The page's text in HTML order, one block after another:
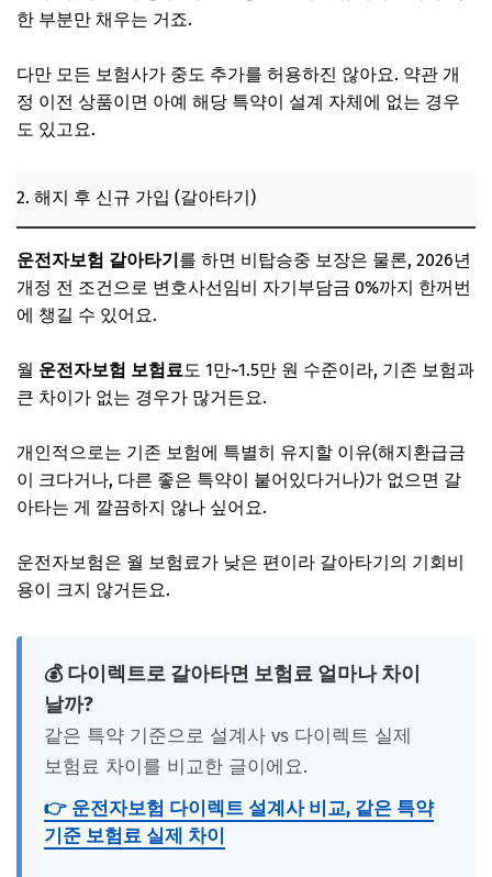
한 부분만 채우는 거죠.
다만 모든 보험사가 중도 추가를 허용하진 않아요. 약관 개
정 이전 상품이면 아예 해당 특약이 설계 자체에 없는 경우
도 있고요.
2. 해지 후 신규 가입 (갈아타기)
운전자보험 갈아타기를 하면 비탑승중 보장은 물론, 2026년
개정 전 조건으로 변호사선임비 자기부담금 0%까지 한꺼번
에 챙길 수 있어요.
월 운전자보험 보험료도 1만~1.5만 원 수준이라, 기존 보험과
큰 차이가 없는 경우가 많거든요.
개인적으로는 기존 보험에 특별히 유지할 이유(해지환급금
이 크다거나, 다른 좋은 특약이 붙어있다거나)가 없으면 갈
아타는 게 깔끔하지 않나 싶어요.
운전자보험은 월 보험료가 낮은 편이라 갈아타기의 기회비
용이 크지 않거든요.
💰 다이렉트로 갈아타면 보험료 얼마나 차이
날까?
같은 특약 기준으로 설계사 vs 다이렉트 실제
보험료 차이를 비교한 글이에요.
👉 운전자보험 다이렉트 설계사 비교, 같은 특약
기준 보험료 실제 차이